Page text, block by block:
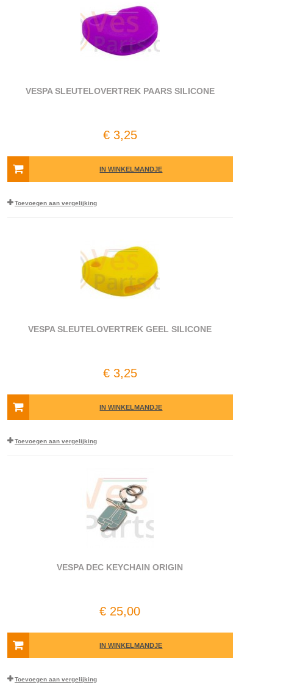
VESPA SLEUTELOVERTREK PAARS SILICONE
€ 3,25
IN WINKELMANDJE
Toevoegen aan vergelijking
VESPA SLEUTELOVERTREK GEEL SILICONE
€ 3,25
IN WINKELMANDJE
Toevoegen aan vergelijking
VESPA DEC KEYCHAIN ORIGIN
€ 25,00
IN WINKELMANDJE
Toevoegen aan vergelijking